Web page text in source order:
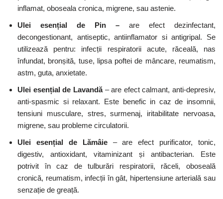
inflamat, oboseala cronica, migrene, sau astenie.
Ulei esențial de Pin – are efect dezinfectant,
decongestionant, antiseptic, antiinflamator si antigripal. Se
utilizează pentru: infecții respiratorii acute, răceală, nas
înfundat, bronșită, tuse, lipsa poftei de mâncare, reumatism,
astm, guta, anxietate.
Ulei esențial de Lavandă– are efect calmant, anti-depresiv,
anti-spasmic si relaxant. Este benefic in caz de insomnii,
tensiuni musculare, stres, surmenaj, iritabilitate nervoasa,
migrene, sau probleme circulatorii.
Ulei esențial de Lămâie– are efect purificator, tonic,
digestiv, antioxidant, vitaminizant și antibacterian. Este
potrivit în caz de tulburări respiratorii, răceli, oboseală
cronică, reumatism, infecții în gât, hipertensiune arterială sau
senzație de greață.